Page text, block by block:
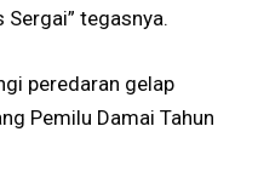
tegasnya.
peredaran gelap
Pemilu Damai Tahun